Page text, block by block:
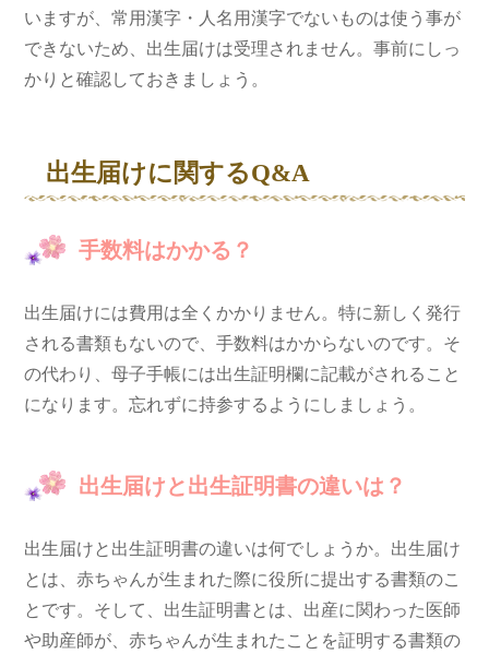
いますが、常用漢字・人名用漢字でないものは使う事が
できないため、出生届けは受理されません。事前にしっ
かりと確認しておきましょう。
出生届けに関するQ&A
手数料はかかる？
出生届けには費用は全くかかりません。特に新しく発行
される書類もないので、手数料はかからないのです。そ
の代わり、母子手帳には出生証明欄に記載がされること
になります。忘れずに持参するようにしましょう。
出生届けと出生証明書の違いは？
出生届けと出生証明書の違いは何でしょうか。出生届け
とは、赤ちゃんが生まれた際に役所に提出する書類のこ
とです。そして、出生証明書とは、出産に関わった医師
や助産師が、赤ちゃんが生まれたことを証明する書類の